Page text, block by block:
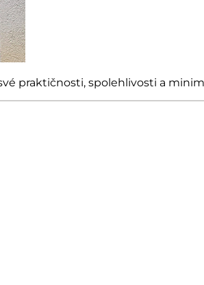
praktičnosti, spolehlivosti a